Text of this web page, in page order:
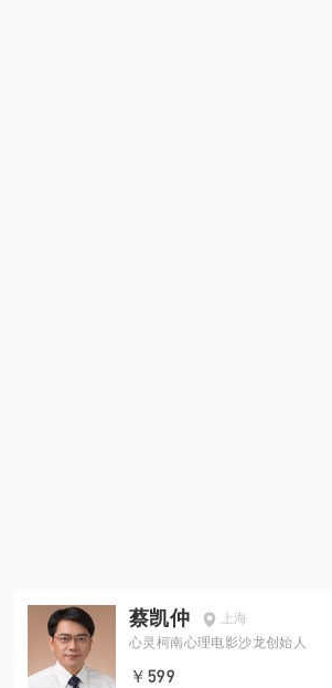
蔡凯仲
上海
心灵柯南心理电影沙龙创始人
￥599